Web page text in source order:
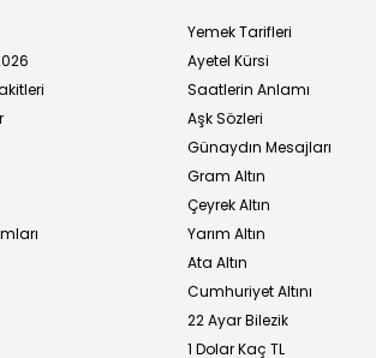
Yemek Tarifleri
Ayetel Kürsi
Saatlerin Anlamı
Aşk Sözleri
Günaydın Mesajları
Gram Altın
Çeyrek Altın
Yarım Altın
Ata Altın
Cumhuriyet Altını
22 Ayar Bilezik
1 Dolar Kaç TL